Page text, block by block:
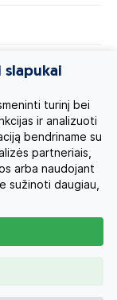
slapukai
turinį bei
ir analizuoti
bendriname su
partneriais,
arba naudojant
sužinoti daugiau,